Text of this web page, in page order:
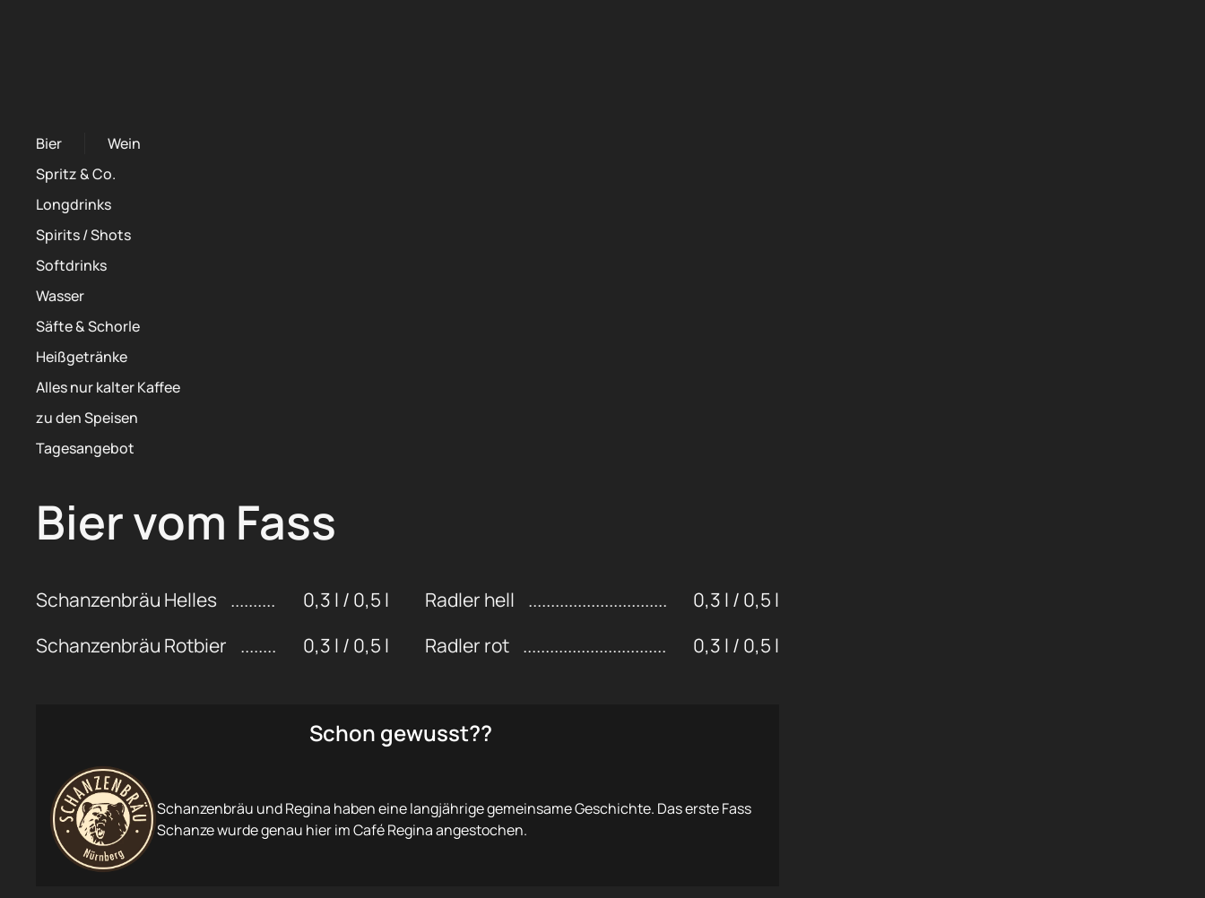
Bier
Wein
Spritz & Co.
Longdrinks
Spirits / Shots
Softdrinks
Wasser
Säfte & Schorle
Heißgetränke
Alles nur kalter Kaffee
zu den Speisen
Tagesangebot
Bier vom Fass
Schanzenbräu Helles
0,3 l / 0,5 l
Schanzenbräu Rotbier
0,3 l / 0,5 l
Radler hell
0,3 l / 0,5 l
Radler rot
0,3 l / 0,5 l
Schon gewusst??
Schanzenbräu und Regina haben eine langjährige gemeinsame Geschichte. Das erste Fass
Schanze wurde genau hier im Café Regina angestochen.